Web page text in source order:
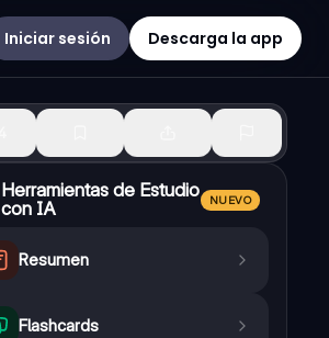
Iniciar sesión Descarga la app
Herramientas de Estudio
con IA
NUEVO
Resumen
Flashcards